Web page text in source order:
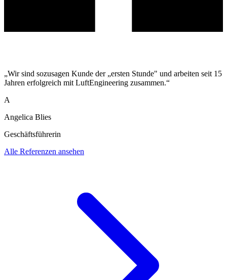
„Wir sind sozusagen Kunde der „ersten Stunde" und arbeiten seit 15
Jahren erfolgreich mit LuftEngineering zusammen.“
A
Angelica Blies
Geschäftsführerin
Alle Referenzen ansehen